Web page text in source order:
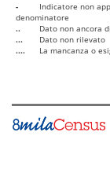
-
Indicatore non
denominatore
..
Dato non ancora
...
Dato non rilevato
....
La mancanza o